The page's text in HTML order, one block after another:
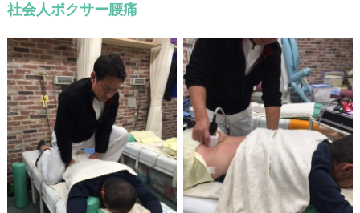
社会人ボクサー腰痛